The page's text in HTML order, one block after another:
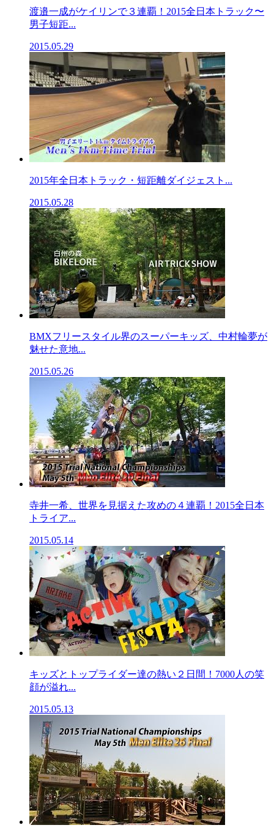
渡邉一成がケイリンで３連覇！2015全日本トラック〜
男子短距...
2015.05.29
2015年全日本トラック・短距離ダイジェスト...
2015.05.28
BMXフリースタイル界のスーパーキッズ、中村輪夢が
魅せた意地...
2015.05.26
寺井一希、世界を見据えた攻めの４連覇！2015全日本
トライア...
2015.05.14
キッズとトップライダー達の熱い２日間！7000人の笑
顔が溢れ...
2015.05.13